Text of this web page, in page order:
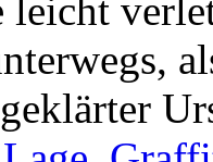
leicht